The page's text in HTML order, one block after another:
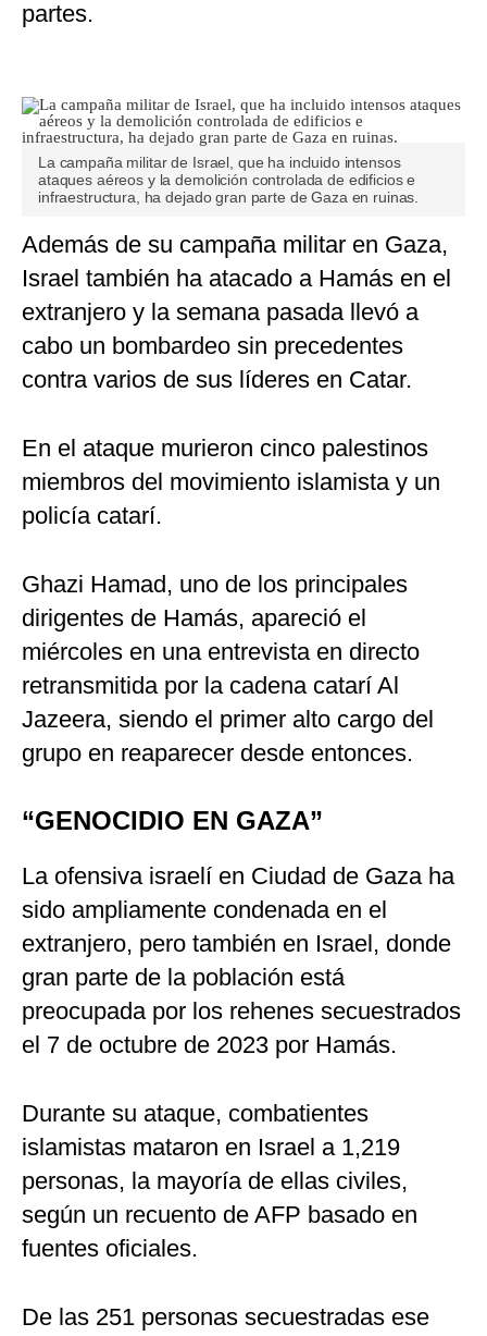
partes.
La campaña militar de Israel, que ha incluido intensos
ataques aéreos y la demolición controlada de edificios e
infraestructura, ha dejado gran parte de Gaza en ruinas.
Además de su campaña militar en Gaza,
Israel también ha atacado a Hamás en el
extranjero y la semana pasada llevó a
cabo un bombardeo sin precedentes
contra varios de sus líderes en Catar.
En el ataque murieron cinco palestinos
miembros del movimiento islamista y un
policía catarí.
Ghazi Hamad, uno de los principales
dirigentes de Hamás, apareció el
miércoles en una entrevista en directo
retransmitida por la cadena catarí Al
Jazeera, siendo el primer alto cargo del
grupo en reaparecer desde entonces.
“GENOCIDIO EN GAZA”
La ofensiva israelí en Ciudad de Gaza ha
sido ampliamente condenada en el
extranjero, pero también en Israel, donde
gran parte de la población está
preocupada por los rehenes secuestrados
el 7 de octubre de 2023 por Hamás.
Durante su ataque, combatientes
islamistas mataron en Israel a 1,219
personas, la mayoría de ellas civiles,
según un recuento de AFP basado en
fuentes oficiales.
De las 251 personas secuestradas ese